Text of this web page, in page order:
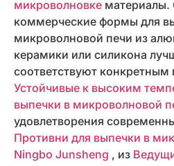
микроволновке материалы.
коммерческие формы для
микроволновой печи из
керамики или силикона
соответствуют конкретным
Устойчивые к высоким
выпечки в микроволновой
удовлетворения
Противни для выпечки в
Ningbo Junsheng , из